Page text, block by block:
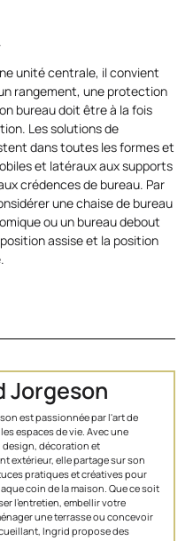
unité centrale, il convient
rangement, une protection
bureau doit être à la fois
Les solutions de
dans toutes les formes et
et latéraux aux supports
crédences de bureau. Par
une chaise de bureau
ou un bureau debout
assise et la position
Jorgeson
est passionnée par l'art de
espaces de vie. Avec une
design, décoration et
extérieur, elle partage sur son
pratiques et créatives pour
coin de la maison. Que ce soit
l’entretien, embellir votre
une terrasse ou concevoir
Ingrid propose des